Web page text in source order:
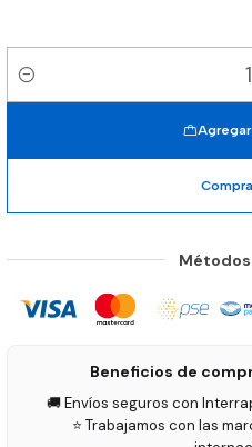
Cantidad
Beneficios de
🚚 Envíos seguros con
⭐ Trabajamos con las